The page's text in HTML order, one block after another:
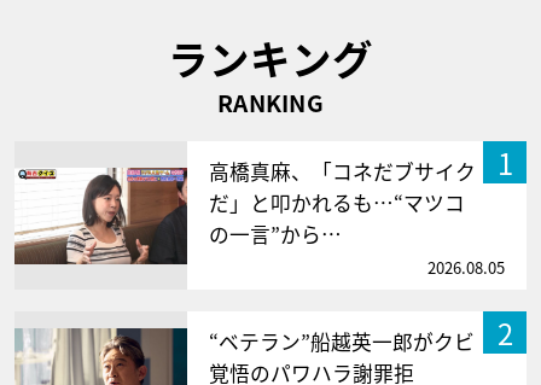
ランキング
RANKING
1
高橋真麻、「コネだブサイク
だ」と叩かれるも…“マツコ
の一言”から…
2026.08.05
2
“ベテラン”船越英一郎がクビ
覚悟のパワハラ謝罪拒